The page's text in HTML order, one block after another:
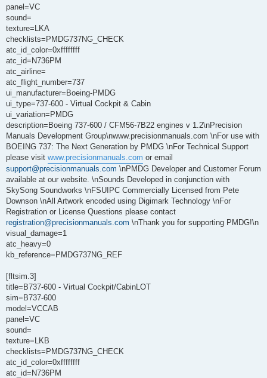
panel=VC
sound=
texture=LKA
checklists=PMDG737NG_CHECK
atc_id_color=0xffffffff
atc_id=N736PM
atc_airline=
atc_flight_number=737
ui_manufacturer=Boeing-PMDG
ui_type=737-600 - Virtual Cockpit & Cabin
ui_variation=PMDG
description=Boeing 737-600 / CFM56-7B22 engines v 1.2\nPrecision
Manuals Development Group\nwww.precisionmanuals.com \nFor use with
BOEING 737: The Next Generation by PMDG \nFor Technical Support
please visit www.precisionmanuals.com or email
support@precisionmanuals.com \nPMDG Developer and Customer Forum
available at our website. \nSounds Developed in conjunction with
SkySong Soundworks \nFSUIPC Commercially Licensed from Pete
Downson \nAll Artwork encoded using Digimark Technology \nFor
Registration or License Questions please contact
registration@precisionmanuals.com \nThank you for supporting PMDG!\n
visual_damage=1
atc_heavy=0
kb_reference=PMDG737NG_REF
[fltsim.3]
title=B737-600 - Virtual Cockpit/CabinLOT
sim=B737-600
model=VCCAB
panel=VC
sound=
texture=LKB
checklists=PMDG737NG_CHECK
atc_id_color=0xffffffff
atc_id=N736PM